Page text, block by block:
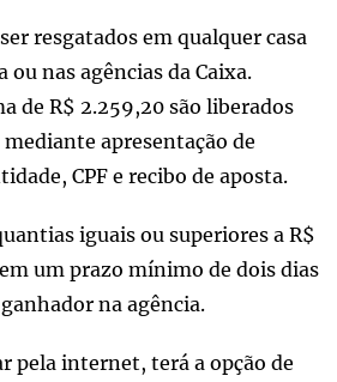
resgatados em qualquer casa
nas agências da Caixa.
de R$ 2.259,20 são liberados
apresentação de
CPF e recibo de aposta.
iguais ou superiores a R$
um prazo mínimo de dois dias
na agência.
pela internet, terá a opção de